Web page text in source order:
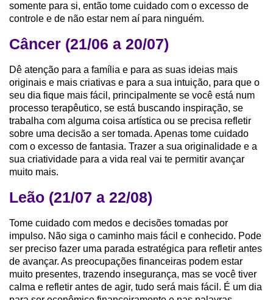
somente para si, então tome cuidado com o excesso de
controle e de não estar nem aí para ninguém.
Câncer (21/06 a 20/07)
Dê atenção para a família e para as suas ideias mais
originais e mais criativas e para a sua intuição, para que o
seu dia fique mais fácil, principalmente se você está num
processo terapêutico, se está buscando inspiração, se
trabalha com alguma coisa artística ou se precisa refletir
sobre uma decisão a ser tomada. Apenas tome cuidado
com o excesso de fantasia. Trazer a sua originalidade e a
sua criatividade para a vida real vai te permitir avançar
muito mais.
Leão (21/07 a 22/08)
Tome cuidado com medos e decisões tomadas por
impulso. Não siga o caminho mais fácil e conhecido. Pode
ser preciso fazer uma parada estratégica para refletir antes
de avançar. As preocupações financeiras podem estar
muito presentes, trazendo insegurança, mas se você tiver
calma e refletir antes de agir, tudo será mais fácil. É um dia